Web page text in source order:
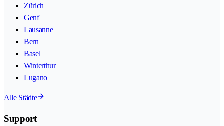
Zürich
Genf
Lausanne
Bern
Basel
Winterthur
Lugano
Alle Städte
Support